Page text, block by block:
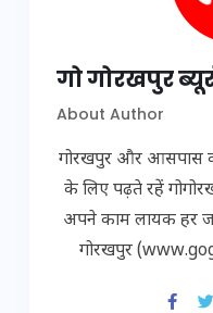
गो गोरखपुर
About Author
गोरखपुर और आसपास
के लिए पढ़ते रहें
अपने काम लायक हर
गोरखपुर